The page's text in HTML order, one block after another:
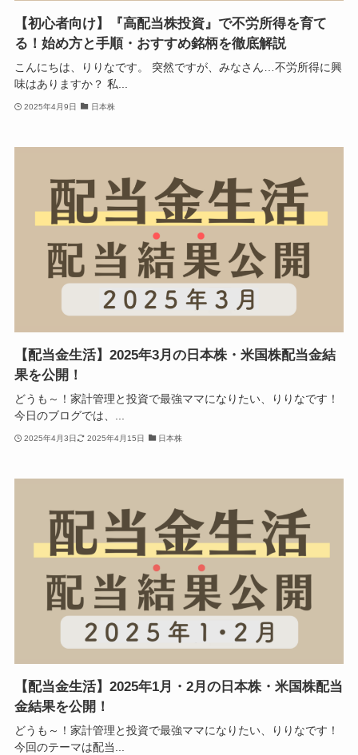
【初心者向け】『高配当株投資』で不労所得を育て
る！始め方と手順・おすすめ銘柄を徹底解説
こんにちは、りりなです。 突然ですが、みなさん…不労所得に興
味はありますか？ 私...
2025年4月9日 日本株
【配当金生活】2025年3月の日本株・米国株配当金結
果を公開！
どうも～！家計管理と投資で最強ママになりたい、りりなです！
今日のブログでは、...
2025年4月3日 2025年4月15日 日本株
【配当金生活】2025年1月・2月の日本株・米国株配当
金結果を公開！
どうも～！家計管理と投資で最強ママになりたい、りりなです！
今回のテーマは配当...